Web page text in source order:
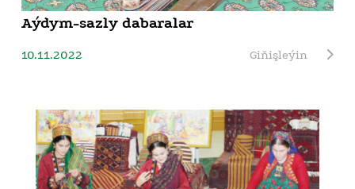
Aýdym-sazly dabaralar
10.11.2022 Giňişleýin